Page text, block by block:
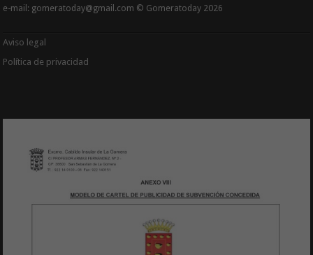
e-mail: gomeratoday@gmail.com © Gomeratoday 2026
Aviso legal
Política de privacidad